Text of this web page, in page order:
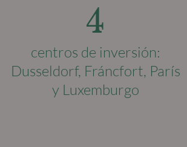
4
centros de inversión:
Dusseldorf, Fráncfort, París
y Luxemburgo